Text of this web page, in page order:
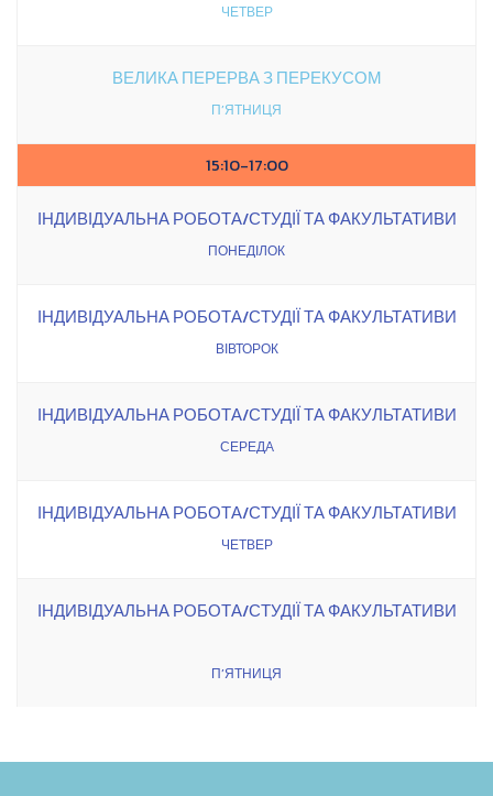
ЧЕТВЕР
ВЕЛИКА ПЕРЕРВА З ПЕРЕКУСОМ
П’ЯТНИЦЯ
15:10-17:00
ІНДИВІДУАЛЬНА РОБОТА/СТУДІЇ ТА ФАКУЛЬТАТИВИ
ПОНЕДІЛОК
ІНДИВІДУАЛЬНА РОБОТА/СТУДІЇ ТА ФАКУЛЬТАТИВИ
ВІВТОРОК
ІНДИВІДУАЛЬНА РОБОТА/СТУДІЇ ТА ФАКУЛЬТАТИВИ
СЕРЕДА
ІНДИВІДУАЛЬНА РОБОТА/СТУДІЇ ТА ФАКУЛЬТАТИВИ
ЧЕТВЕР
ІНДИВІДУАЛЬНА РОБОТА/СТУДІЇ ТА ФАКУЛЬТАТИВИ
П’ЯТНИЦЯ